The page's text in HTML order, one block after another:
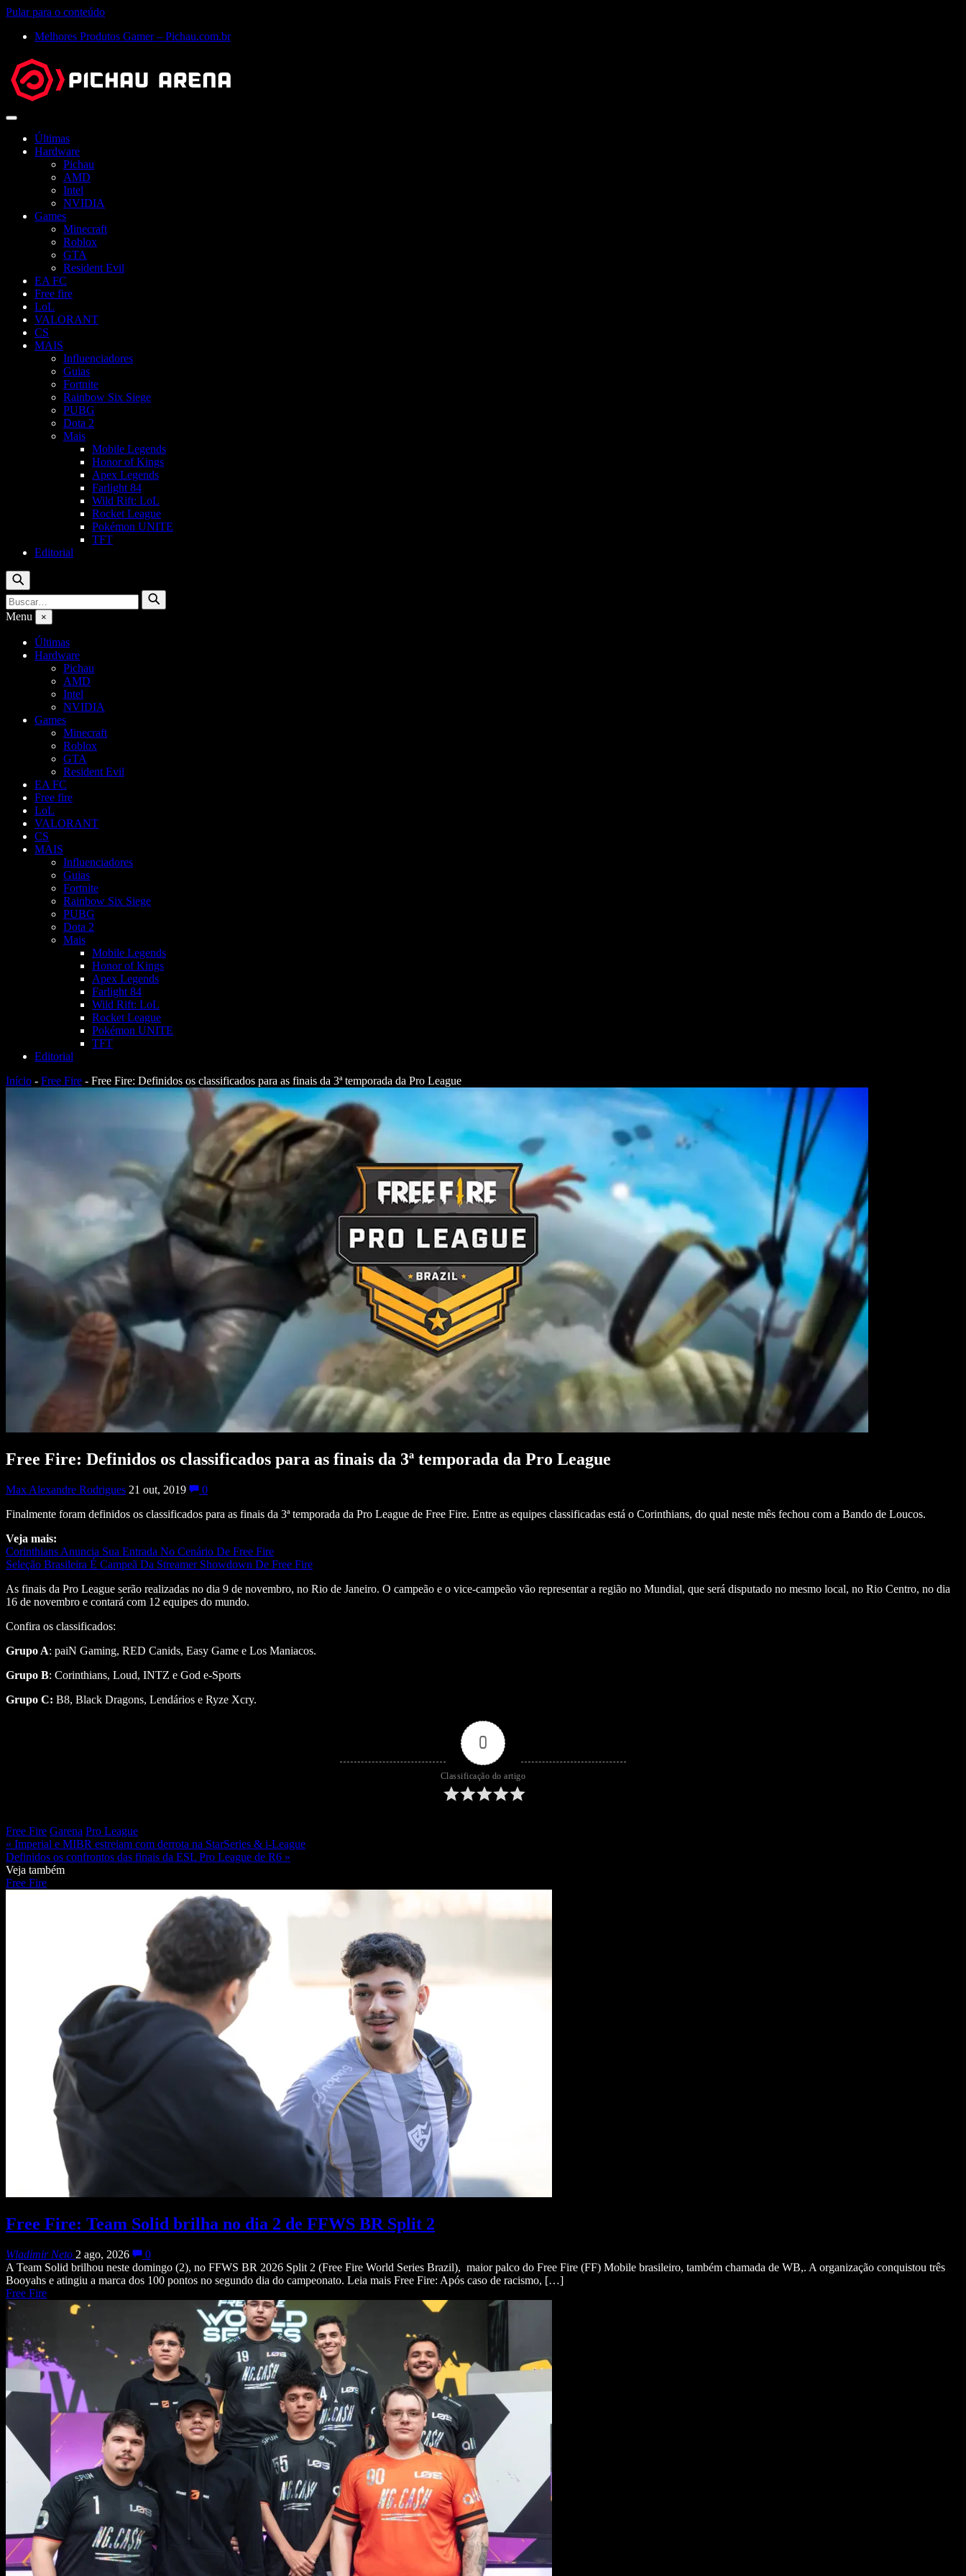
Pular para o conteúdo
Melhores Produtos Gamer – Pichau.com.br
Abrir
Últimas
Hardware
Pichau
AMD
Intel
NVIDIA
Games
Minecraft
Roblox
GTA
Resident Evil
EA FC
Free fire
LoL
VALORANT
CS
MAIS
Influenciadores
Guias
Fortnite
Rainbow Six Siege
PUBG
Dota 2
Mais
Mobile Legends
Honor of Kings
Apex Legends
Farlight 84
Wild Rift: LoL
Rocket League
Pokémon UNITE
TFT
Editorial
Buscar
Buscar
por:
Buscar
Menu ×
Últimas
Hardware
Pichau
AMD
Intel
NVIDIA
Games
Minecraft
Roblox
GTA
Resident Evil
EA FC
Free fire
LoL
VALORANT
CS
MAIS
Influenciadores
Guias
Fortnite
Rainbow Six Siege
PUBG
Dota 2
Mais
Mobile Legends
Honor of Kings
Apex Legends
Farlight 84
Wild Rift: LoL
Rocket League
Pokémon UNITE
TFT
Editorial
Início - Free Fire - Free Fire: Definidos os classificados para as finais da 3ª temporada da Pro League
Free Fire: Definidos os classificados para as finais da 3ª temporada da Pro League
Max Alexandre Rodrigues 21 out, 2019
0
Finalmente foram definidos os classificados para as finais da 3ª temporada da Pro League de Free Fire. Entre as equipes classificadas está o Corinthians, do qual neste mês fechou com a Bando de Loucos.
Veja mais:
Corinthians Anuncia Sua Entrada No Cenário De Free Fire
Seleção Brasileira É Campeã Da Streamer Showdown De Free Fire
As finais da Pro League serão realizadas no dia 9 de novembro, no Rio de Janeiro. O campeão e o vice-campeão vão representar a região no Mundial, que será disputado no mesmo local, no Rio Centro, no dia
16 de novembro e contará com 12 equipes do mundo.
Confira os classificados:
Grupo A: paiN Gaming, RED Canids, Easy Game e Los Maniacos.
Grupo B: Corinthians, Loud, INTZ e God e-Sports
Grupo C: B8, Black Dragons, Lendários e Ryze Xcry.
0
Classificação do artigo
Free Fire Garena Pro League
« Imperial e MIBR estreiam com derrota na StarSeries & i-League
Definidos os confrontos das finais da ESL Pro League de R6 »
Veja também
Free Fire
Free Fire: Team Solid brilha no dia 2 de FFWS BR Split 2
Wladimir Neto 2 ago, 2026
0
A Team Solid brilhou neste domingo (2), no FFWS BR 2026 Split 2 (Free Fire World Series Brazil), maior palco do Free Fire (FF) Mobile brasileiro, também chamada de WB,. A organização conquistou três
Booyahs e atingiu a marca dos 100 pontos no segundo dia do campeonato. Leia mais Free Fire: Após caso de racismo, […]
Free Fire